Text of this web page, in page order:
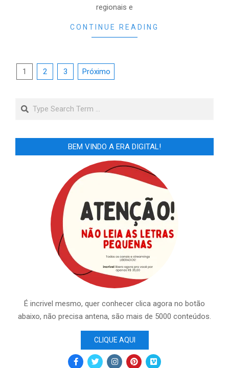
regionais e
CONTINUE READING
Paginação
posts
1 2 3 Próximo
Search
BEM VINDO A ERA DIGITAL!
É incrivel mesmo, quer conhecer clica agora no botão
abaixo, não precisa antena, são mais de 5000 conteúdos.
CLIQUE AQUI